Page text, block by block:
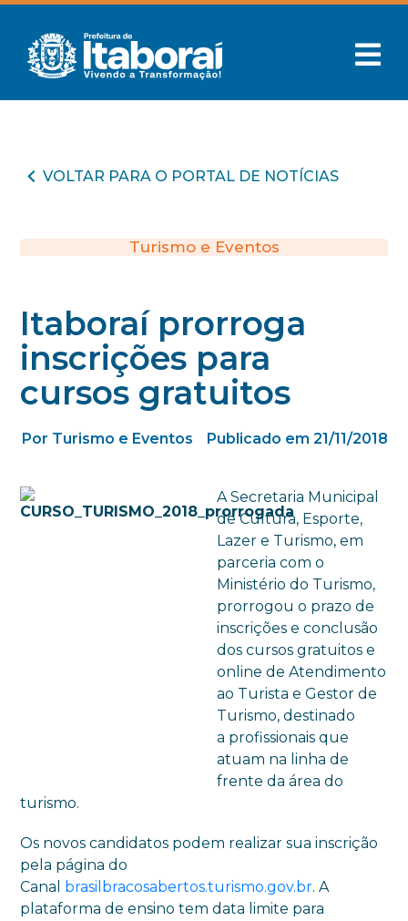
VOLTAR PARA O PORTAL DE NOTÍCIAS
Turismo e Eventos
Itaboraí prorroga
inscrições para
cursos gratuitos
Por Turismo e Eventos Publicado em 21/11/2018
A Secretaria Municipal
de Cultura, Esporte,
Lazer e Turismo, em
parceria com o
Ministério do Turismo,
prorrogou o prazo de
inscrições e conclusão
dos cursos gratuitos e
online de Atendimento
ao Turista e Gestor de
Turismo, destinado
a profissionais que
atuam na linha de
frente da área do
turismo.
Os novos candidatos podem realizar sua inscrição
pela página do
Canal brasilbracosabertos.turismo.gov.br. A
plataforma de ensino tem data limite para